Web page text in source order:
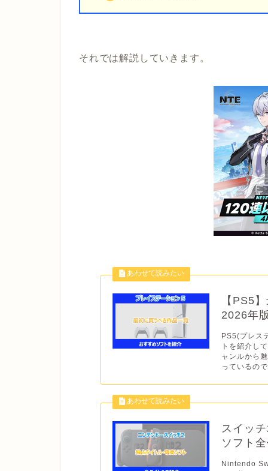
それでは解説していきます。
【PS5
2026年
PS5(プレス
トを紹介し
ャンルから
っているの
スイッ
ソフト
Nintendo